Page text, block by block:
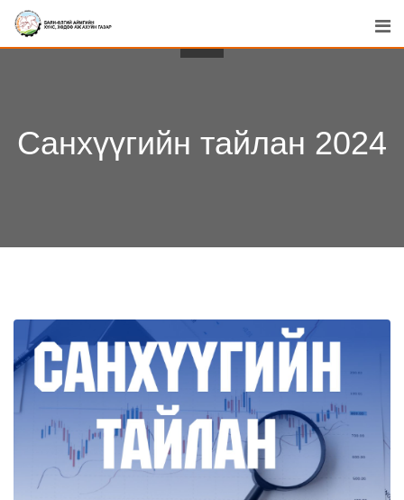
Skip
Санхүүгийн тайлан 2024